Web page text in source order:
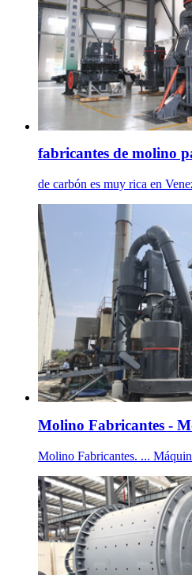
fabricantes de molino
de carbón es muy rica en
Molino Fabricantes -
Molino Fabricantes. ...